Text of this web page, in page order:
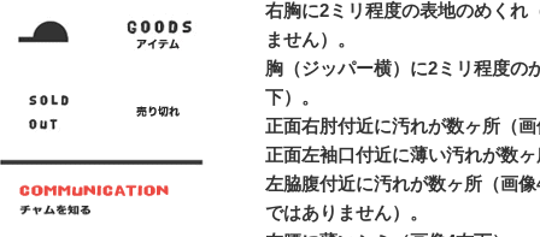
右胸に2ミリ程度の表地のめくれ
ません）。
胸（ジッパー横）に2ミリ程度の
下）。
正面右肘付近に汚れが数ヶ所（
正面左袖口付近に薄い汚れが数
左脇腹付近に汚れが数ヶ所（画
ではありません）。